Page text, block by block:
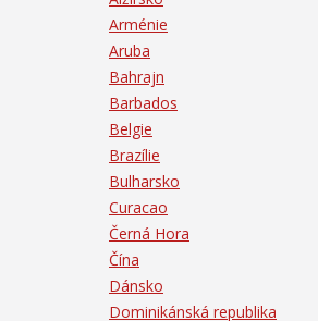
Arménie
Aruba
Bahrajn
Barbados
Belgie
Brazílie
Bulharsko
Curacao
Černá Hora
Čína
Dánsko
Dominikánská republika